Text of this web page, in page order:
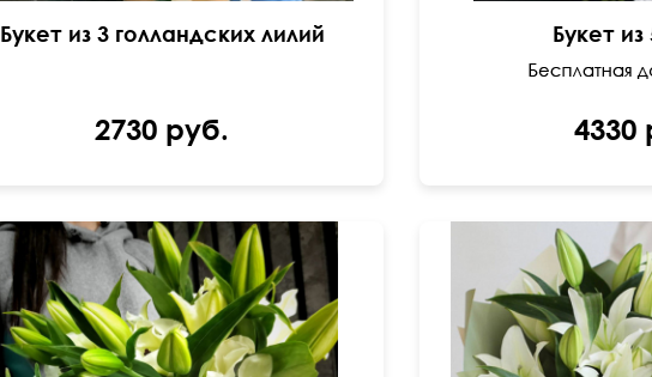
Букет из 3 голландских лилий
2730 руб.
Букет из
4330